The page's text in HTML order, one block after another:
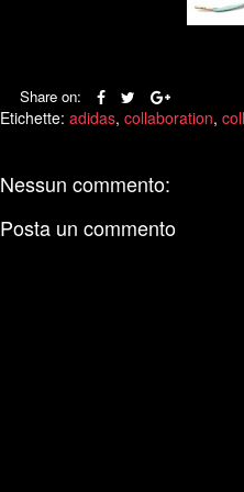
Share on:
Etichette: adidas, collaboration,
Nessun commento:
Posta un commento